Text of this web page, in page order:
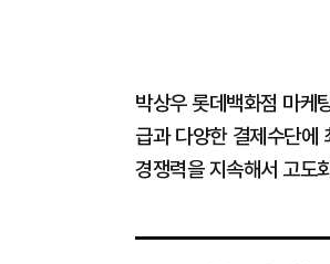
박상우 롯데백화점 마케
급과 다양한 결제수단에
경쟁력을 지속해서 고도